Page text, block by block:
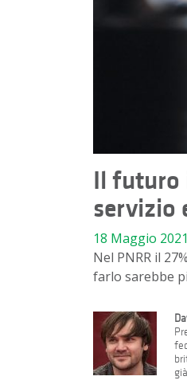
Il futuro
servizio
18 Maggio 2021
Nel PNRR il
farlo sarebbe